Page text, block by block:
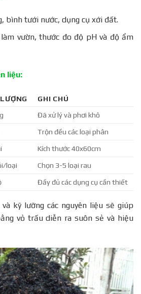
bình tưới nước, dụng cụ xới đất.
làm vườn, thước đo độ pH và độ ẩm
liệu:
GHI CHÚ
Đã xử lý và phơi khô
Trộn đều các loại phân
Kích thước 40x60cm
loại Chọn 3-5 loại rau
Đầy đủ các dụng cụ cần thiết
kỹ lưỡng các nguyên liệu sẽ giúp
vỏ trấu diễn ra suôn sẻ và hiệu